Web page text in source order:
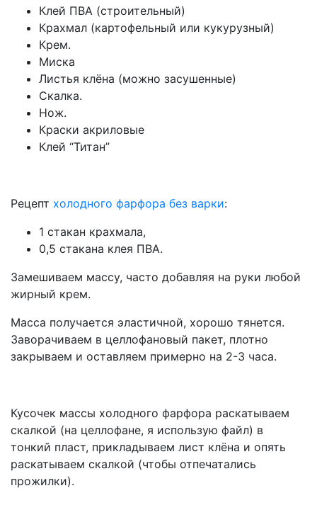
Клей ПВА (строительный)
Крахмал (картофельный или кукурузный)
Крем.
Миска
Листья клёна (можно засушенные)
Скалка.
Нож.
Краски акриловые
Клей “Титан”
Рецепт холодного фарфора без варки:
1 стакан крахмала,
0,5 стакана клея ПВА.
Замешиваем массу, часто добавляя на руки любой
жирный крем.
Масса получается эластичной, хорошо тянется.
Заворачиваем в целлофановый пакет, плотно
закрываем и оставляем примерно на 2-3 часа.
Кусочек массы холодного фарфора раскатываем
скалкой (на целлофане, я использую файл) в
тонкий пласт, прикладываем лист клёна и опять
раскатываем скалкой (чтобы отпечатались
прожилки).